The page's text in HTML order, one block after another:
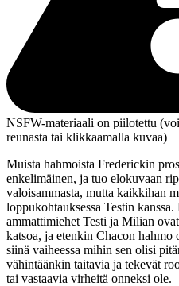
NSFW-materiaali on piilotettu
reunasta tai klikkaamalla kuvaa)
Muista hahmoista Frederickin
enkelimäinen, ja tuo elokuvaan
valoisammasta, mutta kaikkihan
loppukohtauksessa Testin
ammattimiehet Testi ja Milian
katsoa, ja etenkin Chacon
siinä vaiheessa mihin sen olisi
vähintäänkin taitavia ja tekevät
tai vastaavia virheitä onneksi ole.